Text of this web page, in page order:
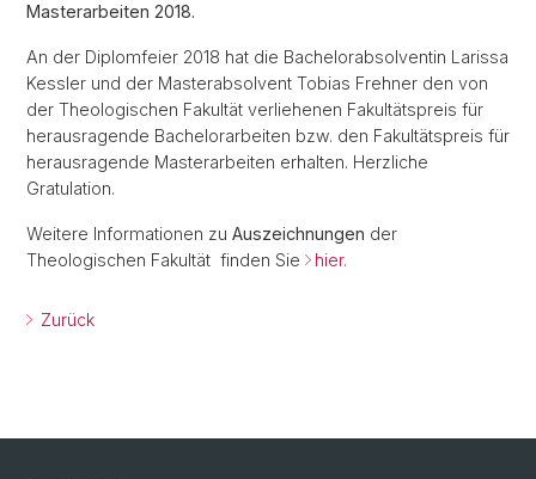
Masterarbeiten 2018.
An der Diplomfeier 2018 hat die Bachelorabsolventin Larissa
Kessler und der Masterabsolvent Tobias Frehner den von
der Theologischen Fakultät verliehenen Fakultätspreis für
herausragende Bachelorarbeiten bzw. den Fakultätspreis für
herausragende Masterarbeiten erhalten. Herzliche
Gratulation.
Weitere Informationen zu Auszeichnungen der
Theologischen Fakultät finden Sie
hier.
Zurück